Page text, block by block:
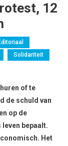
12
Solidariteit
of te
de schuld van
op de
bepaalt.
Het